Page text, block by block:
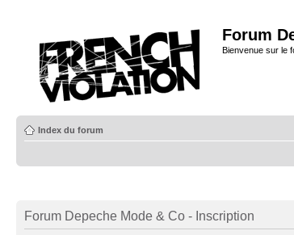
Forum
Bienvenue sur le
Index du forum
Forum Depeche Mode & Co - Inscription